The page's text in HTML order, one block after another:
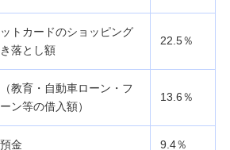
を解説
複数申込可能？デメリットと総量
注意点を解説
トカードのショッピング
落とし額
22.5％
教育・自動車ローン・フ
ン等の借入額）
13.6％
金 9.4％